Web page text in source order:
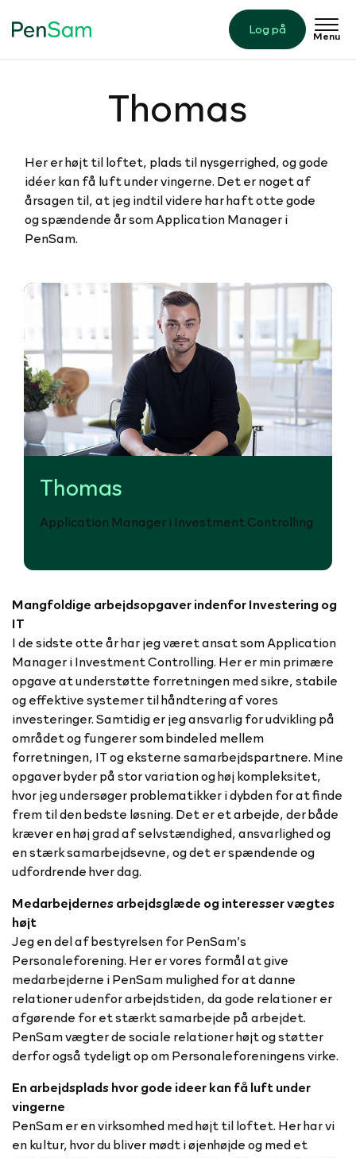
Log på Menu
Thomas
Her er højt til loftet, plads til nysgerrighed, og gode
idéer kan få luft under vingerne. Det er noget af
årsagen til, at jeg indtil videre har haft otte gode
og spændende år som Application Manager i
PenSam.
Thomas
Application Manager i Investment Controlling
Mangfoldige arbejdsopgaver indenfor Investering og
IT
I de sidste otte år har jeg været ansat som Application
Manager i Investment Controlling. Her er min primære
opgave at understøtte forretningen med sikre, stabile
og effektive systemer til håndtering af vores
investeringer. Samtidig er jeg ansvarlig for udvikling på
området og fungerer som bindeled mellem
forretningen, IT og eksterne samarbejdspartnere. Mine
opgaver byder på stor variation og høj kompleksitet,
hvor jeg undersøger problematikker i dybden for at finde
frem til den bedste løsning. Det er et arbejde, der både
kræver en høj grad af selvstændighed, ansvarlighed og
en stærk samarbejdsevne, og det er spændende og
udfordrende hver dag.
Medarbejdernes arbejdsglæde og interesser vægtes
højt
Jeg en del af bestyrelsen for PenSam’s
Personaleforening. Her er vores formål at give
medarbejderne i PenSam mulighed for at danne
relationer udenfor arbejdstiden, da gode relationer er
afgørende for et stærkt samarbejde på arbejdet.
PenSam vægter de sociale relationer højt og støtter
derfor også tydeligt op om Personaleforeningens virke.
En arbejdsplads hvor gode ideer kan få luft under
vingerne
PenSam er en virksomhed med højt til loftet. Her har vi
en kultur, hvor du bliver mødt i øjenhøjde og med et